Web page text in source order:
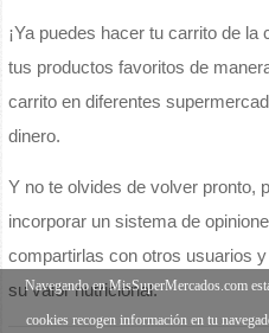
¡Ya puedes hacer tu carrito de
tus productos favoritos de
carrito en diferentes
dinero.
Y no te olvides de volver pronto,
incorporar un sistema de
compartirlas con otros usuarios
su valor nutricional.
Navegando en MisSuperMercados.com
cookies recogen información en tu